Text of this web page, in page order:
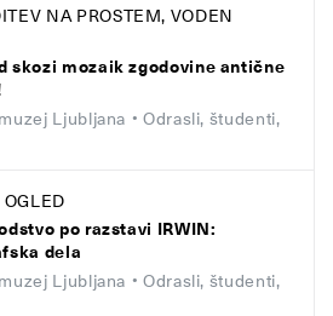
NA PROSTEM, VODEN
skozi mozaik zgodovine antične
Ljubljana • Odrasli, študenti,
po razstavi IRWIN:
dela
Ljubljana • Odrasli, študenti,